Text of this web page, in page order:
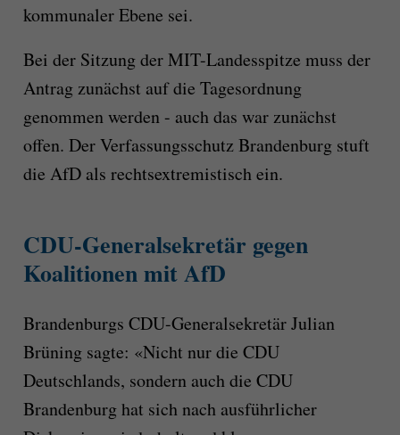
kommunaler Ebene sei.
Bei der Sitzung der MIT-Landesspitze muss der
Antrag zunächst auf die Tagesordnung
genommen werden - auch das war zunächst
offen. Der Verfassungsschutz Brandenburg stuft
die AfD als rechtsextremistisch ein.
CDU-Generalsekretär gegen
Koalitionen mit AfD
Brandenburgs CDU-Generalsekretär Julian
Brüning sagte: «Nicht nur die CDU
Deutschlands, sondern auch die CDU
Brandenburg hat sich nach ausführlicher